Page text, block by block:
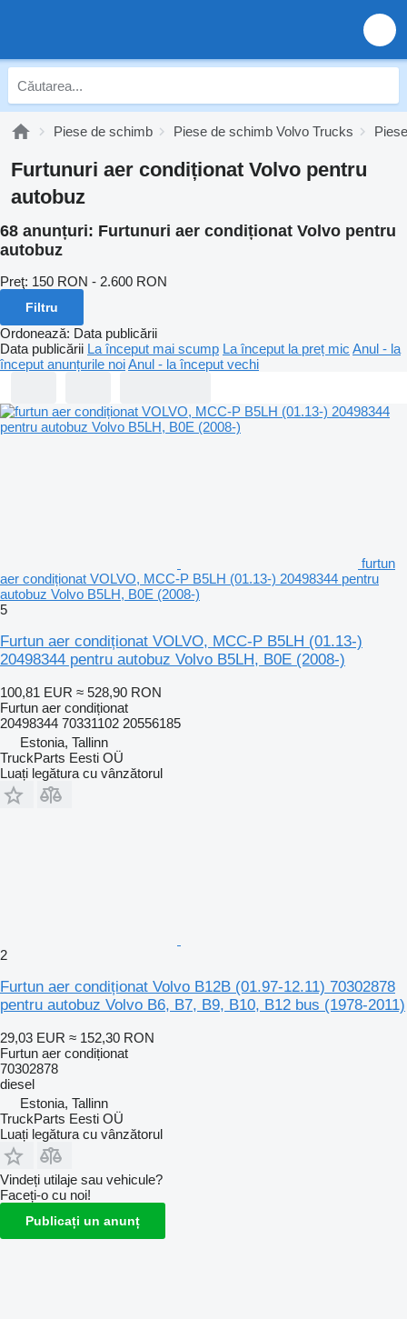
Piese de schimb Piese de schimb Volvo Trucks
Furtunuri aer condiționat Volvo pentru
autobuz
68 anunțuri: Furtunuri aer condiționat Volvo pentru
autobuz
Preţ: 150 RON - 2.600 RON
Filtru
Ordonează: Data publicării
Data publicării La început mai scump La început la preț mic Anul - la
început anunțurile noiAnul - la început vechi
furtun
aer condiționat VOLVO, MCC-P B5LH (01.13-) 20498344 pentru
autobuz Volvo B5LH, B0E (2008-)
5
Furtun aer condiționat VOLVO, MCC-P B5LH (01.13-)
20498344 pentru autobuz Volvo B5LH, B0E (2008-)
100,81 EUR ≈ 528,90 RON
Furtun aer condiționat
20498344 70331102 20556185
Estonia, Tallinn
TruckParts Eesti OÜ
Luați legătura cu vânzătorul
2
Furtun aer condiționat Volvo B12B (01.97-12.11) 70302878
pentru autobuz Volvo B6, B7, B9, B10, B12 bus (1978-2011)
29,03 EUR ≈ 152,30 RON
Furtun aer condiționat
70302878
diesel
Estonia, Tallinn
TruckParts Eesti OÜ
Luați legătura cu vânzătorul
Vindeți utilaje sau vehicule?
Faceți-o cu noi!
Publicați un anunț